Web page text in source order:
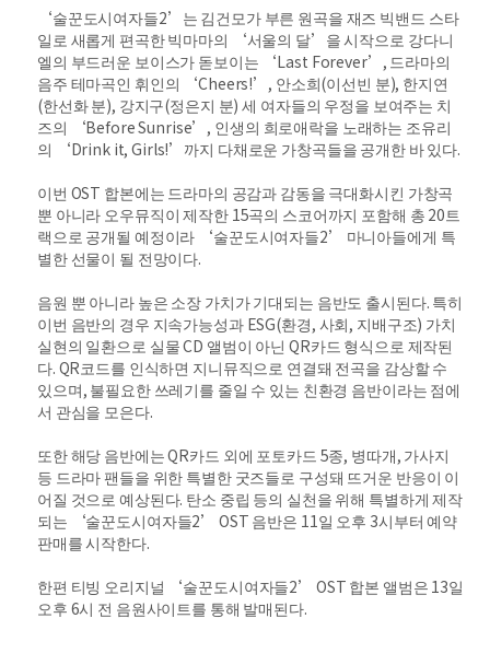
‘술꾼도시여자들2’는 김건모가 부른 원곡을 재즈 빅밴드 스타
일로 새롭게 편곡한 빅마마의 ‘서울의 달’을 시작으로 강다니
엘의 부드러운 보이스가 돋보이는 ‘Last Forever’, 드라마의
음주 테마곡인 휘인의 ‘Cheers!’, 안소희(이선빈 분), 한지연
(한선화 분), 강지구(정은지 분) 세 여자들의 우정을 보여주는 치
즈의 ‘Before Sunrise’, 인생의 희로애락을 노래하는 조유리
의 ‘Drink it, Girls!’까지 다채로운 가창곡들을 공개한 바 있다.
이번 OST 합본에는 드라마의 공감과 감동을 극대화시킨 가창곡
뿐 아니라 오우뮤직이 제작한 15곡의 스코어까지 포함해 총 20트
랙으로 공개될 예정이라 ‘술꾼도시여자들2’ 마니아들에게 특
별한 선물이 될 전망이다.
음원 뿐 아니라 높은 소장 가치가 기대되는 음반도 출시된다. 특히
이번 음반의 경우 지속가능성과 ESG(환경, 사회, 지배구조) 가치
실현의 일환으로 실물 CD 앨범이 아닌 QR카드 형식으로 제작된
다. QR코드를 인식하면 지니뮤직으로 연결돼 전곡을 감상할 수
있으며, 불필요한 쓰레기를 줄일 수 있는 친환경 음반이라는 점에
서 관심을 모은다.
또한 해당 음반에는 QR카드 외에 포토카드 5종, 병따개, 가사지
등 드라마 팬들을 위한 특별한 굿즈들로 구성돼 뜨거운 반응이 이
어질 것으로 예상된다. 탄소 중립 등의 실천을 위해 특별하게 제작
되는 ‘술꾼도시여자들2’ OST 음반은 11일 오후 3시부터 예약
판매를 시작한다.
한편 티빙 오리지널 ‘술꾼도시여자들2’ OST 합본 앨범은 13일
오후 6시 전 음원사이트를 통해 발매된다.